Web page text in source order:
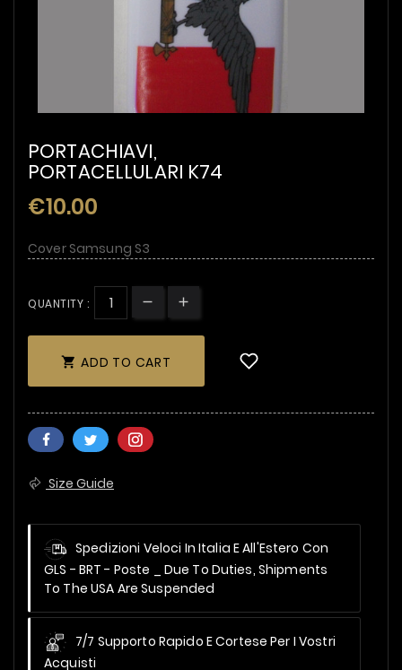
PORTACHIAVI,
PORTACELLULARI K74
€10.00
Cover Samsung S3
QUANTITY :
 ADD TO CART
Size Guide
Spedizioni Veloci In Italia E All'Estero Con
GLS - BRT - Poste _ Due To Duties, Shipments
To The USA Are Suspended
7/7 Supporto Rapido E Cortese Per I Vostri
Acquisti